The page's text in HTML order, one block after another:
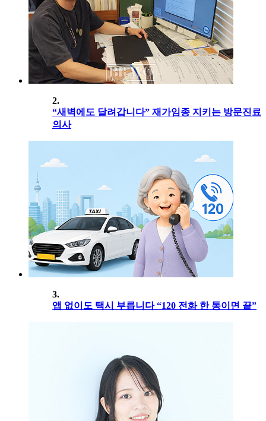
2.
“새벽에도 달려갑니다” 재가임종 지키는 방문진료
의사
3.
앱 없이도 택시 부릅니다 “120 전화 한 통이면 끝”